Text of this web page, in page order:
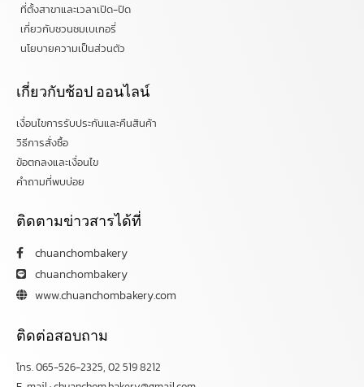
ที่ตั้งสาขาและเวลาเปิด-ปิด
เกี่ยวกับชวนชมเบเกอรี่
นโยบายความเป็นส่วนตัว
เกี่ยวกับช้อป ออนไลน์
เงื่อนไขการรับประกันและคืนสินค้า
วิธีการสั่งซื้อ
ข้อตกลงและเงื่อนไข
คำถามที่พบบ่อย
ติดตามข่าวสารได้ที่
chuanchombakery
chuanchombakery
www.chuanchombakery.com
ติดต่อสอบถาม
โทร. 065-526-2325, 02 519 8212